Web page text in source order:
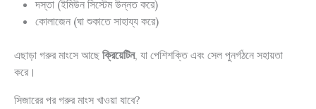
দস্তা (ইমিউন সিস্টেম উন্নত করে)
কোলাজেন (ঘা শুকাতে সাহায্য করে)
এছাড়া গরুর মাংসে আছে ক্রিয়েটিন, যা পেশিশক্তি এবং সেল পুনর্গঠনে সহায়তা
করে।
সিজারের পর গরুর মাংস খাওয়া যাবে?